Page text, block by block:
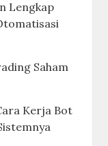
Lengkap
Saham
Kerja Bot